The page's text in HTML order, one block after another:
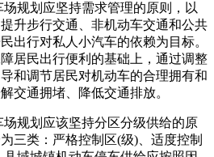
规划应坚持需求管理的原则，以
升步行交通、非机动车交通和公共
出行对私人小汽车的依赖为目标。
居民出行便利的基础上，通过调整
和调节居民对机动车的合理拥有和
交通拥堵、降低交通排放。
场规划应该坚持分区分级供给的原
三类：严格控制区(级)、适度控制